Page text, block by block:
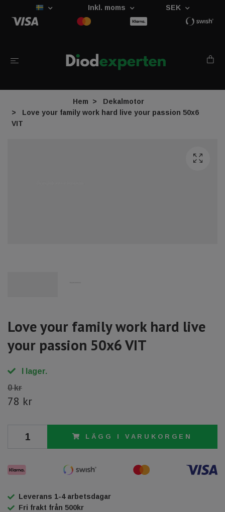
Inkl. moms SEK
Hem
Dekalmotor
Love your family work hard live your passion 50x6
VIT
Love your family work hard live
your passion 50x6 VIT
I lager.
0 kr
78 kr
LÄGG I VARUKORGEN
Leverans 1-4 arbetsdagar
Fri frakt från 500kr